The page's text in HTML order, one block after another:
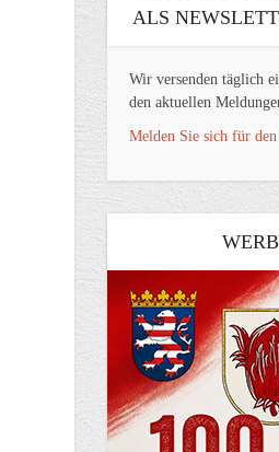
ALS
Wir versenden täglich
den aktuellen
Melden Sie sich für